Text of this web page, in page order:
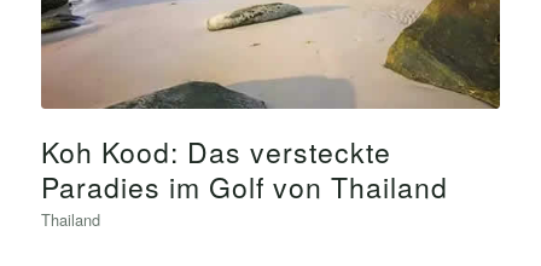
Koh Kood: Das versteckte
Paradies im Golf von Thailand
Thailand